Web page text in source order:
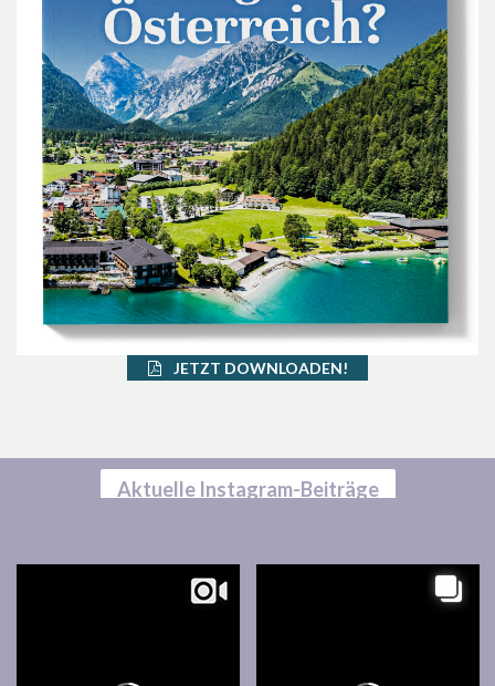
JETZT DOWNLOADEN!
Aktuelle Instagram-Beiträge